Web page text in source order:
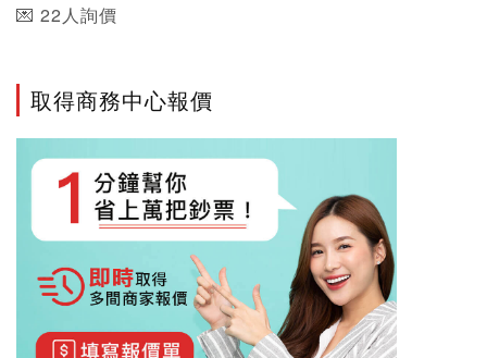
💌 22人詢價
取得商務中心報價